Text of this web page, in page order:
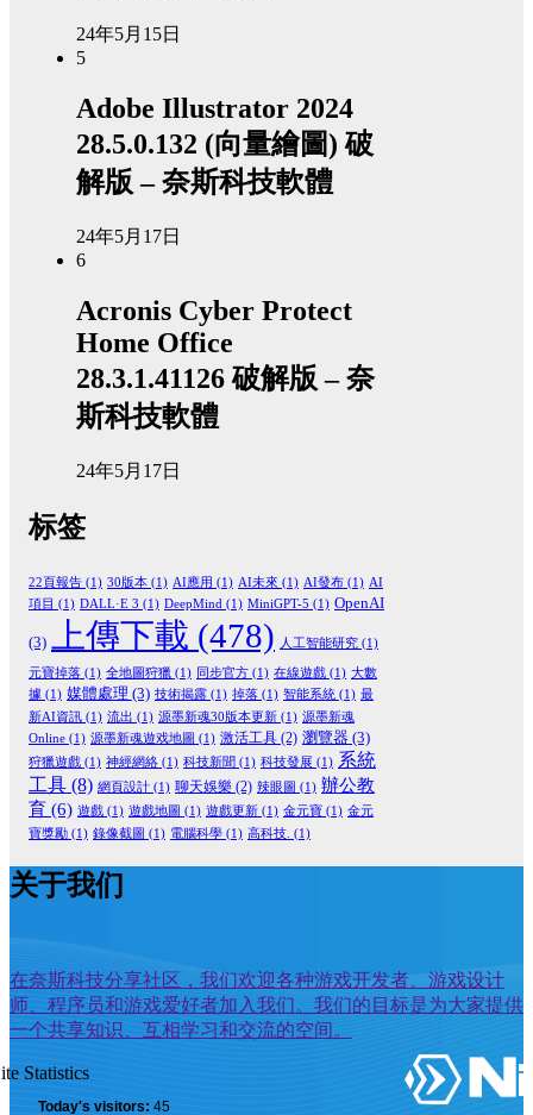
24年5月15日
5
Adobe Illustrator 2024
28.5.0.132 (向量繪圖) 破
解版 – 奈斯科技軟體
24年5月17日
6
Acronis Cyber Protect
Home Office
28.3.1.41126 破解版 – 奈
斯科技軟體
24年5月17日
标签
22頁報告 (1) 30版本 (1) AI應用 (1) AI未來 (1) AI發布 (1) AI
項目 (1) DALL·E 3 (1) DeepMind (1) MiniGPT-5 (1) OpenAI
(3) 上傳下載 (478) 人工智能研究 (1)
元寶掉落 (1) 全地圖狩獵 (1) 同步官方 (1) 在線遊戲 (1) 大數
據 (1) 媒體處理 (3) 技術揭露 (1) 掉落 (1) 智能系統 (1) 最
新AI資訊 (1) 流出 (1) 源墨新魂30版本更新 (1) 源墨新魂
Online (1) 源墨新魂遊戏地圖 (1) 激活工具 (2) 瀏覽器 (3)
狩獵遊戲 (1) 神經網絡 (1) 科技新聞 (1) 科技發展 (1) 系統
工具 (8) 網頁設計 (1) 聊天娛樂 (2) 辣眼圖 (1) 辦公教
育 (6) 遊戲 (1) 遊戲地圖 (1) 遊戲更新 (1) 金元寶 (1) 金元
寶獎勵 (1) 錄像截圖 (1) 電腦科學 (1) 高科技. (1)
关于我们
在奈斯科技分享社区，我们欢迎各种游戏开发者、游戏设计
师、程序员和游戏爱好者加入我们。我们的目标是为大家提供
一个共享知识、互相学习和交流的空间。
Statistics
Today's visitors: 45